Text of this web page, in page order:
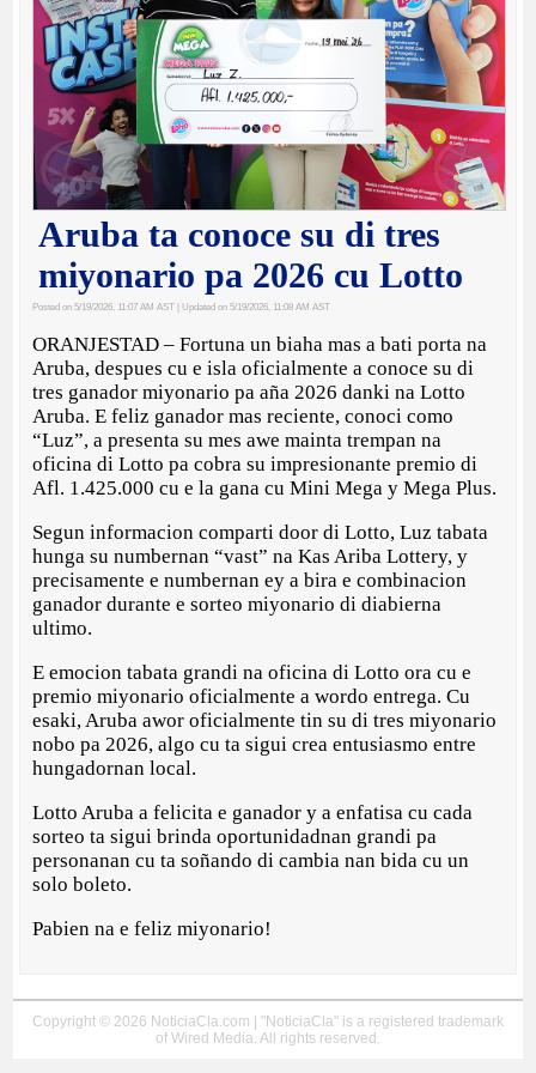
Aruba ta conoce su di tres
miyonario pa 2026 cu Lotto
Posted on 5/19/2026, 11:07 AM AST | Updated on 5/19/2026, 11:08 AM AST
ORANJESTAD – Fortuna un biaha mas a bati porta na
Aruba, despues cu e isla oficialmente a conoce su di
tres ganador miyonario pa aña 2026 danki na Lotto
Aruba. E feliz ganador mas reciente, conoci como
“Luz”, a presenta su mes awe mainta trempan na
oficina di Lotto pa cobra su impresionante premio di
Afl. 1.425.000 cu e la gana cu Mini Mega y Mega Plus.
Segun informacion comparti door di Lotto, Luz tabata
hunga su numbernan “vast” na Kas Ariba Lottery, y
precisamente e numbernan ey a bira e combinacion
ganador durante e sorteo miyonario di diabierna
ultimo.
E emocion tabata grandi na oficina di Lotto ora cu e
premio miyonario oficialmente a wordo entrega. Cu
esaki, Aruba awor oficialmente tin su di tres miyonario
nobo pa 2026, algo cu ta sigui crea entusiasmo entre
hungadornan local.
Lotto Aruba a felicita e ganador y a enfatisa cu cada
sorteo ta sigui brinda oportunidadnan grandi pa
personanan cu ta soñando di cambia nan bida cu un
solo boleto.
Pabien na e feliz miyonario!
Copyright © 2026 NoticiaCla.com | "NoticiaCla" is a registered trademark
of Wired Media. All rights reserved.